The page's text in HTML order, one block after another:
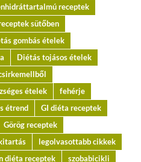
receptek
sütőben
gombás ételek
Diétás tojásos ételek
ételek
fehérje
étrend
GI diéta receptek
Görög receptek
legolvasottabb cikkek
diéta receptek
szobabicikli